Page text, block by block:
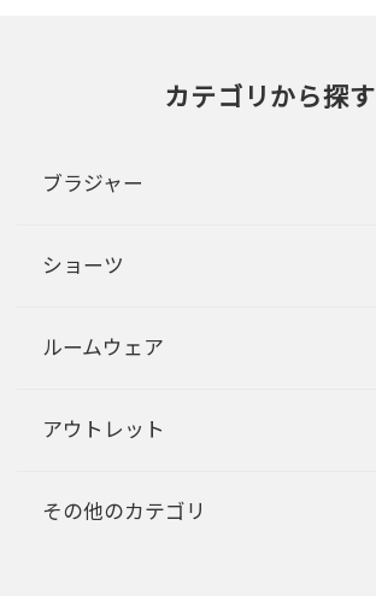
カテゴリから探す
ブラジャー
ショーツ
ルームウェア
アウトレット
その他のカテゴリ